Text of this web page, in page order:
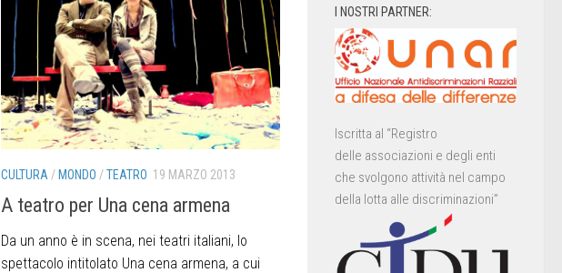
CULTURA/ MONDO /TEATRO 19 MARZO 2013
A teatro per Una cena armena
Da un anno è in scena, nei teatri italiani, lo
spettacolo intitolato Una cena armena, a cui
I NOSTRI PARTNER:
Iscritta al “Registro
delle associazioni e degli enti
che svolgono attività nel campo
della lotta alle discriminazioni”